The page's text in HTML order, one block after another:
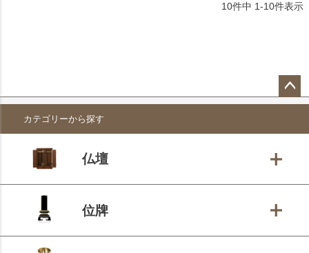
10件中 1-10件表示
ペー
ップ
カテゴリーから探す
仏壇
位牌